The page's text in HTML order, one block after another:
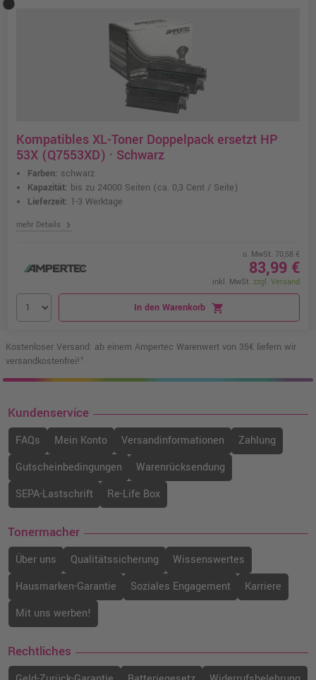
Kompatibles XL-Toner Doppelpack ersetzt HP
53X (Q7553XD) · Schwarz
Farben: schwarz
Kapazität: bis zu 24000 Seiten (ca. 0,3 Cent / Seite)
Lieferzeit: 1-3 Werktage
mehr Details chevron_right
o. MwSt. 70,58 €
83,99 €
inkl. MwSt. zzgl. Versand
In den Warenkorb shopping_cart
Kostenloser Versand: ab einem Ampertec Warenwert von 35€ liefern wir
versandkostenfrei!¹
Kundenservice
FAQs Mein Konto Versandinformationen
Zahlung
Gutscheinbedingungen
Warenrücksendung
SEPA-Lastschrift
Re-Life Box
Tonermacher
Über uns Qualitätssicherung
Wissenswertes
Hausmarken-Garantie
Soziales Engagement
Karriere
Mit uns werben!
Rechtliches